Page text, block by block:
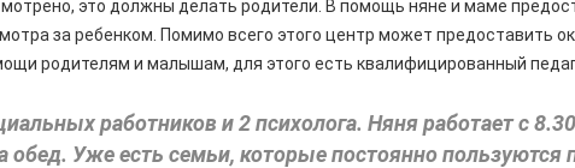
это должны делать родители. В помощь няне и маме
за ребенком. Помимо всего этого центр может предоставить
родителям и малышам, для этого есть квалифицированный
работников и 2 психолога. Няня работает с
обед. Уже есть семьи, которые постоянно